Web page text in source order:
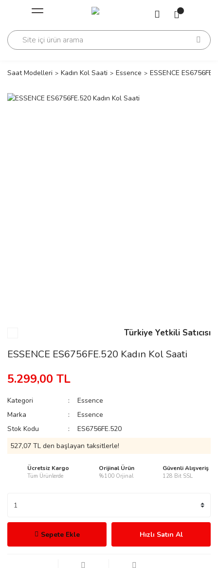
Geri Dön
Geri Dön
Saat Modelleri Kadın Kol Saati Essence ESSENCE
Türkiye Yetkili Satıcısı
ESSENCE ES6756FE.520 Kadın Kol Saati
5.299,00 TL
Kategori
Essence
Marka
Essence
Stok Kodu
ES6756FE.520
527,07 TL den başlayan taksitlerle!
Ücretsiz Kargo
Tüm Ürünlerde
Orijinal Ürün
%100 Orjinal
Güvenli Alışveriş
128 Bit SSL
Sepete Ekle Hızlı Satın Al